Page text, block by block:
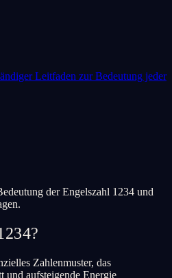
Leitfaden zur Bedeutung jeder
der Engelszahl 1234 und
Zahlenmuster, das
und aufsteigende Energie